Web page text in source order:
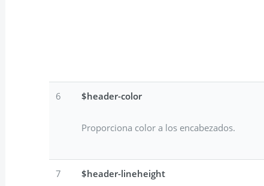
6 $header-color
Proporciona color a los encabezados.
7 $header-lineheight